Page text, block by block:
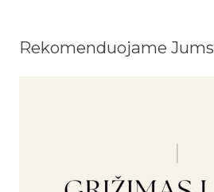
Rekomenduojame Jums